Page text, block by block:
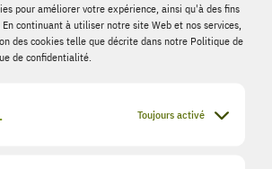
pour améliorer votre expérience, ainsi qu'à des fins
En continuant à utiliser notre site Web et nos services,
des cookies telle que décrite dans notre Politique de
de confidentialité.
Toujours activé
le cas des Tiny Houses qui
prochainement à Schifflange,
usine se trouve à proximité de la
terminées, pesant douze tonnes,